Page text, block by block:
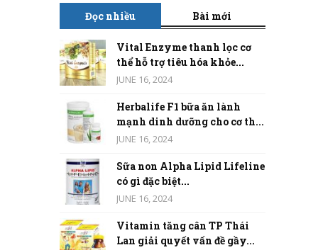
Đọc nhiều Bài mới
Vital Enzyme thanh lọc cơ
thể hỗ trợ tiêu hóa khỏe...
JUNE 16, 2024
Herbalife F1 bữa ăn lành
mạnh dinh dưỡng cho cơ th...
JUNE 16, 2024
Sữa non Alpha Lipid Lifeline
có gì đặc biệt...
JUNE 16, 2024
Vitamin tăng cân TP Thái
Lan giải quyết vấn đề gầy...